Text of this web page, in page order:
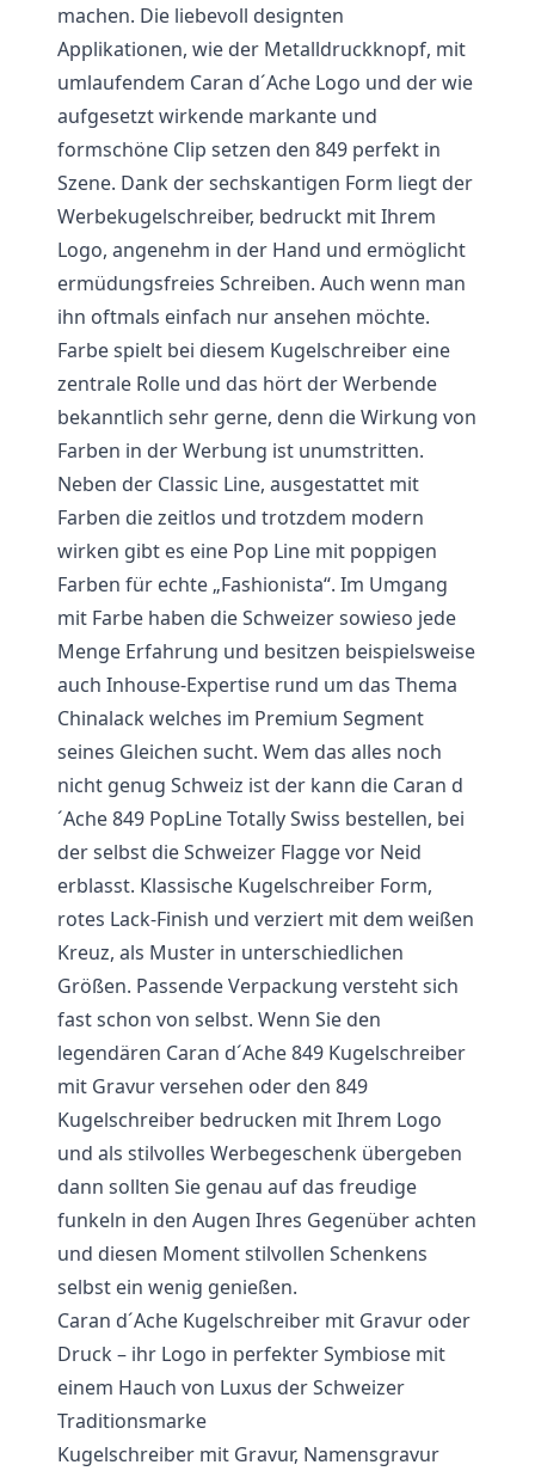
machen. Die liebevoll designten
Applikationen, wie der Metalldruckknopf, mit
umlaufendem Caran d´Ache Logo und der wie
aufgesetzt wirkende markante und
formschöne Clip setzen den 849 perfekt in
Szene. Dank der sechskantigen Form liegt der
Werbekugelschreiber, bedruckt mit Ihrem
Logo, angenehm in der Hand und ermöglicht
ermüdungsfreies Schreiben. Auch wenn man
ihn oftmals einfach nur ansehen möchte.
Farbe spielt bei diesem Kugelschreiber eine
zentrale Rolle und das hört der Werbende
bekanntlich sehr gerne, denn die Wirkung von
Farben in der Werbung ist unumstritten.
Neben der Classic Line, ausgestattet mit
Farben die zeitlos und trotzdem modern
wirken gibt es eine Pop Line mit poppigen
Farben für echte „Fashionista“. Im Umgang
mit Farbe haben die Schweizer sowieso jede
Menge Erfahrung und besitzen beispielsweise
auch Inhouse-Expertise rund um das Thema
Chinalack welches im Premium Segment
seines Gleichen sucht. Wem das alles noch
nicht genug Schweiz ist der kann die Caran d
´Ache 849 PopLine Totally Swiss bestellen, bei
der selbst die Schweizer Flagge vor Neid
erblasst. Klassische Kugelschreiber Form,
rotes Lack-Finish und verziert mit dem weißen
Kreuz, als Muster in unterschiedlichen
Größen. Passende Verpackung versteht sich
fast schon von selbst. Wenn Sie den
legendären Caran d´Ache 849 Kugelschreiber
mit Gravur versehen oder den 849
Kugelschreiber bedrucken mit Ihrem Logo
und als stilvolles Werbegeschenk übergeben
dann sollten Sie genau auf das freudige
funkeln in den Augen Ihres Gegenüber achten
und diesen Moment stilvollen Schenkens
selbst ein wenig genießen.
Caran d´Ache Kugelschreiber mit Gravur oder
Druck – ihr Logo in perfekter Symbiose mit
einem Hauch von Luxus der Schweizer
Traditionsmarke
Kugelschreiber mit Gravur, Namensgravur